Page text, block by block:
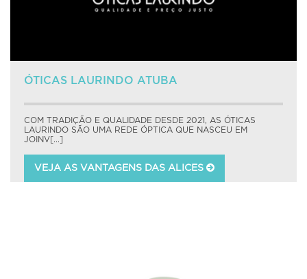
ÓTICAS LAURINDO ATUBA
COM TRADIÇÃO E QUALIDADE DESDE 2021, AS ÓTICAS
LAURINDO SÃO UMA REDE ÓPTICA QUE NASCEU EM
JOINV[...]
VEJA AS VANTAGENS DAS ALICES